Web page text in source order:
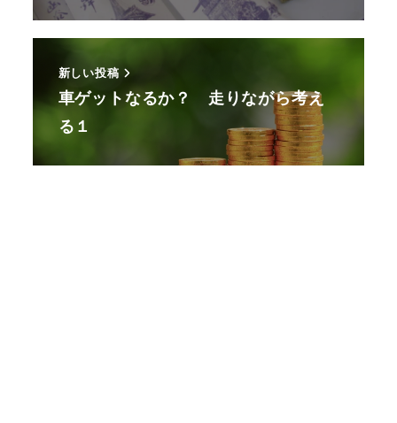
新しい投稿
車ゲットなるか？ 走りながら考え
る１